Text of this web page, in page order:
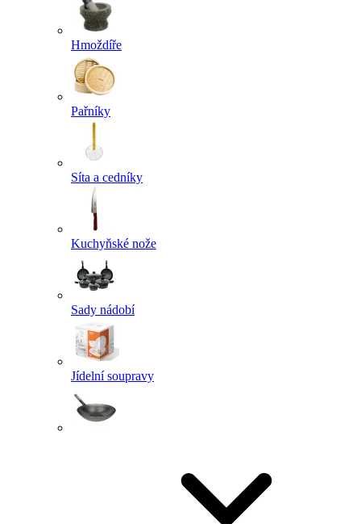
Hmoždíře
Pařníky
Síta a cedníky
Kuchyňské nože
Sady nádobí
Jídelní soupravy